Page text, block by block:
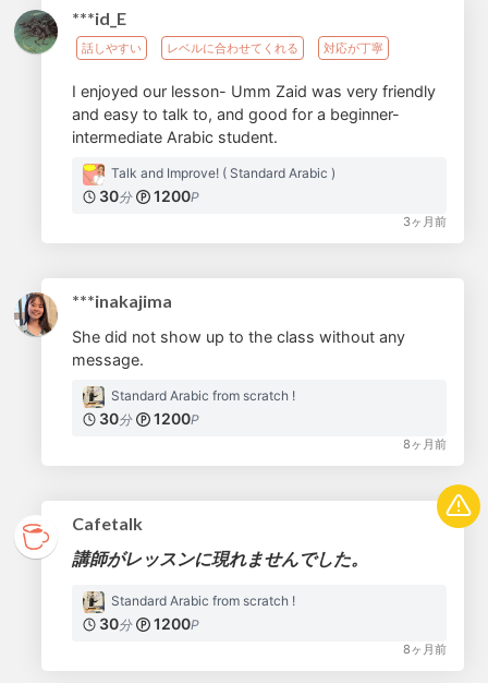
***id_E
話しやすい レベルに合わせてくれる 対応が丁寧
I enjoyed our lesson- Umm Zaid was very friendly
and easy to talk to, and good for a beginner-
intermediate Arabic student.
Talk and Improve! ( Standard Arabic )
30分 1200P
3ヶ月前
***inakajima
She did not show up to the class without any
message.
Standard Arabic from scratch !
30分 1200P
8ヶ月前
Cafetalk
講師がレッスンに現れませんでした。
Standard Arabic from scratch !
30分 1200P
8ヶ月前